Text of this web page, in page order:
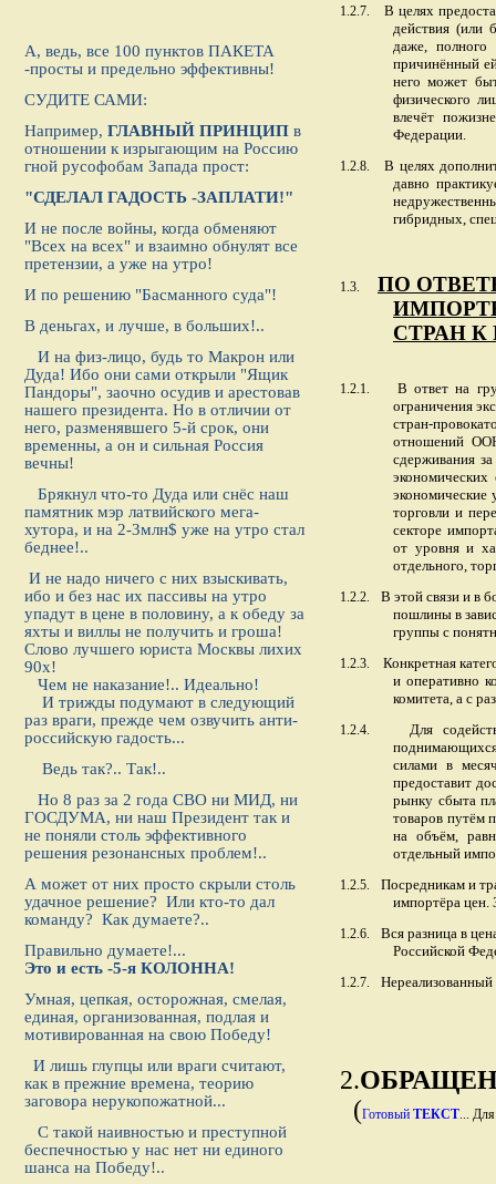
А, ведь, все 100 пунктов ПАКЕТА
-просты и предельно эффективны!
СУДИТЕ САМИ:
Например, ГЛАВНЫЙ ПРИНЦИП в
отношении к изрыгающим на Россию
гной русофобам Запада прост:
"СДЕЛАЛ ГАДОСТЬ -ЗАПЛАТИ!"
И не после войны, когда обменяют
"Всех на всех" и взаимно обнулят все
претензии, а уже на утро!
И по решению "Басманного суда"!
В деньгах, и лучше, в больших!..
И на физ-лицо, будь то Макрон или
Дуда! Ибо они сами открыли "Ящик
Пандоры", заочно осудив и арестовав
нашего президента. Но в отличии от
него, разменявшего 5-й срок, они
временны, а он и сильная Россия
вечны!
Брякнул что-то Дуда или снёс наш
памятник мэр латвийского мега-
хутора, и на 2-3млн$ уже на утро стал
беднее!..
И не надо ничего с них взыскивать,
ибо и без нас их пассивы на утро
упадут в цене в половину, а к обеду за
яхты и виллы не получить и гроша!
Слово лучшего юриста Москвы лихих
90х!
Чем не наказание!.. Идеально!
И трижды подумают в следующий
раз враги, прежде чем озвучить анти-
российскую гадость...
Ведь так?.. Так!..
Но 8 раз за 2 года СВО ни МИД, ни
ГОСДУМА, ни наш Президент так и
не поняли столь эффективного
решения резонансных проблем!..
А может от них просто скрыли столь
удачное решение? Или кто-то дал
команду? Как думаете?..
Правильно думаете!...
Это и есть -5-я КОЛОННА!
Умная, цепкая, осторожная, смелая,
единая, организованная, подлая и
мотивированная на свою Победу!
И лишь глупцы или враги считают,
как в прежние времена, теорию
заговора нерукопожатной...
С такой наивностью и преступной
беспечностью у нас нет ни единого
шанса на Победу!..
1.2.7.
В целях
действия (или
даже, полного
причинённый
него может
физического
влечёт
Федерации.
1.2.8.
В целях
давно
гибридных,
1.3.
ПО
СТРАН
1.2.1.
В ответ на
ограничения
стран-
отношений
сдерживания
экономические
торговли и
секторе
от уровня и
отдельного,
1.2.2.
В этой связи и в
пошлины в
группы с
1.2.3.
Конкретная
и оперативно
комитета, а с
1.2.4.
Для
силами в
предоставит
рынку сбыта
товаров путём
на объём,
отдельный
1.2.5.
Посредникам и
импортёра цен.
1.2.6.
Вся разница в
Российской
1.2.7. Нереализованный
2.
(Готовый ТЕКСТ... Для